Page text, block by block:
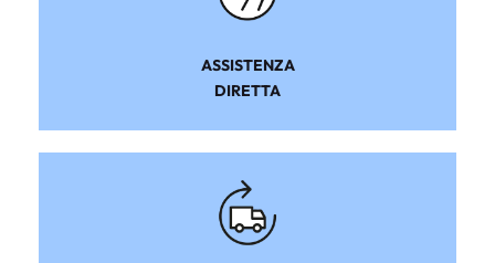
ASSISTENZA
DIRETTA